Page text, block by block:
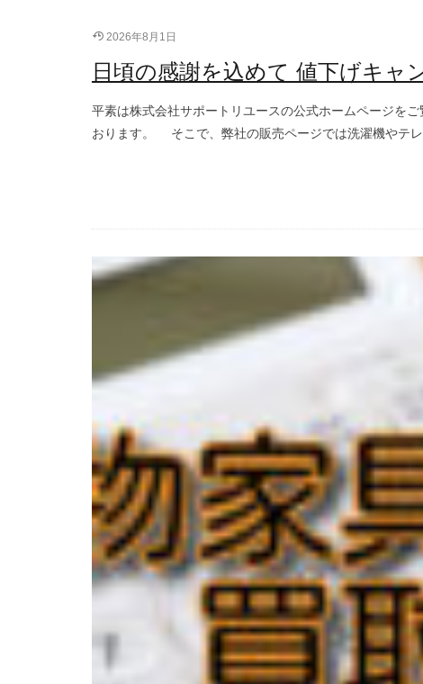
2026年8月1日
日頃の感謝を込めて 値下げキャ
平素は株式会社サポートリユースの公式ホームページを
おります。 そこで、弊社の販売ページでは洗濯機やテ